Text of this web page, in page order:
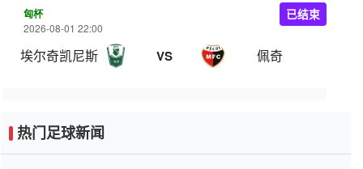
匈杯
2026-08-01 22:00
埃尔奇凯尼斯 VS 佩奇
已结束
热门足球新闻